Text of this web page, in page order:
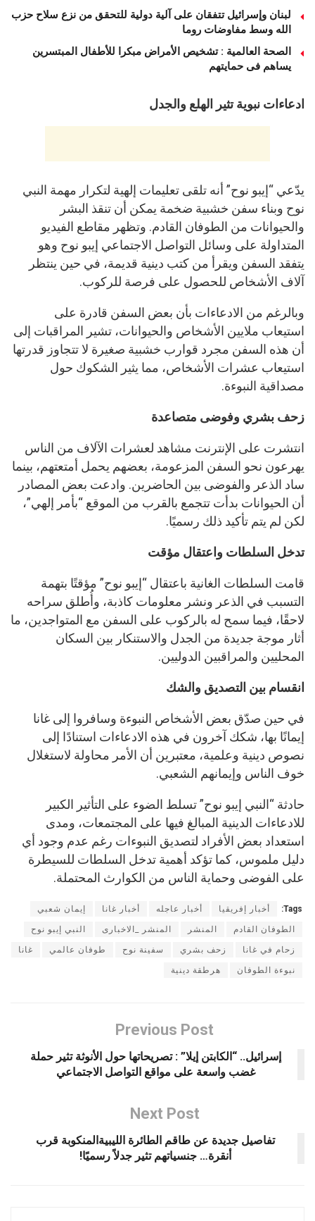
لبنان وإسرائيل تتفقان على آلية دولية للتحقق من نزع سلاح حزب
الله وسط مفاوضات روما
الصحة العالمية : تشخيص الأمراض مبكرا للأطفال المبتسرين
يساهم فى حمايتهم
ادعاءات نبوية تثير الهلع والجدل
يدّعي “إيبو نوح” أنه تلقى تعليمات إلهية لتكرار مهمة النبي
نوح وبناء سفن خشبية ضخمة يمكن أن تنقذ البشر
والحيوانات من الطوفان القادم. وتظهر مقاطع الفيديو
المتداولة على وسائل التواصل الاجتماعي إيبو نوح وهو
يتفقد السفن ويقرأ من كتب دينية قديمة، في حين ينتظر
آلاف الأشخاص للحصول على فرصة للركوب.
وبالرغم من الادعاءات بأن بعض السفن قادرة على
استيعاب ملايين الأشخاص والحيوانات، تشير المراقبات إلى
أن هذه السفن مجرد قوارب خشبية صغيرة لا تتجاوز قدرتها
استيعاب عشرات الأشخاص، مما يثير الشكوك حول
مصداقية النبوءة.
زحف بشري وفوضى متصاعدة
انتشرت على الإنترنت مشاهد لعشرات الآلاف من الناس
يهرعون نحو السفن المزعومة، بعضهم يحمل أمتعتهم، بينما
ساد الذعر والفوضى بين الحاضرين. وادعت بعض المصادر
أن الحيوانات بدأت تتجمع بالقرب من الموقع “بأمر إلهي”،
لكن لم يتم تأكيد ذلك رسميًا.
تدخل السلطات واعتقال مؤقت
قامت السلطات الغانية باعتقال “إيبو نوح” مؤقتًا بتهمة
التسبب في الذعر ونشر معلومات كاذبة، وأُطلق سراحه
لاحقًا، فيما سمح له بالركوب على السفن مع المتواجدين، ما
أثار موجة جديدة من الجدل والاستنكار بين السكان
المحليين والمراقبين الدوليين.
انقسام بين التصديق والشك
في حين صدّق بعض الأشخاص النبوءة وسافروا إلى غانا
إيمانًا بها، شكك آخرون في هذه الادعاءات استنادًا إلى
نصوص دينية وعلمية، معتبرين أن الأمر محاولة لاستغلال
خوف الناس وإيمانهم الشعبي.
حادثة “النبي إيبو نوح” تسلط الضوء على التأثير الكبير
للادعاءات الدينية المبالغ فيها على المجتمعات، ومدى
استعداد بعض الأفراد لتصديق النبوءات رغم عدم وجود أي
دليل ملموس، كما تؤكد أهمية تدخل السلطات للسيطرة
على الفوضى وحماية الناس من الكوارث المحتملة.
Tags: أخبار إفريقيا أخبار عاجله أخبار غانا إيمان شعبي
الطوفان القادم المنشر المنشر _الاخبارى النبي إيبو نوح
زحام في غانا زحف بشري سفينة نوح طوفان عالمي غانا
نبوءة الطوفان هرطقة دينية
Previous Post
إسرائيل.. “الكابتن إيلا” : تصريحاتها حول الأنوثة تثير حملة
غضب واسعة على مواقع التواصل الاجتماعي
Next Post
تفاصيل جديدة عن طاقم الطائرة الليبيةالمنكوبة قرب
أنقرة… جنسياتهم تثير جدلاً رسميًا!